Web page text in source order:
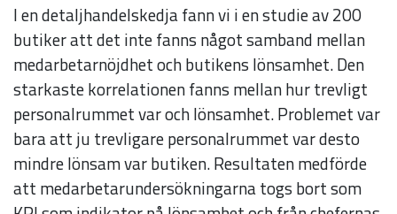
I en detaljhandelskedja fann vi i en studie av 200
butiker att det inte fanns något samband mellan
medarbetarnöjdhet och butikens lönsamhet. Den
starkaste korrelationen fanns mellan hur trevligt
personalrummet var och lönsamhet. Problemet var
bara att ju trevligare personalrummet var desto
mindre lönsam var butiken. Resultaten medförde
att medarbetarundersökningarna togs bort som
Nödvändiga
Dessa kakor